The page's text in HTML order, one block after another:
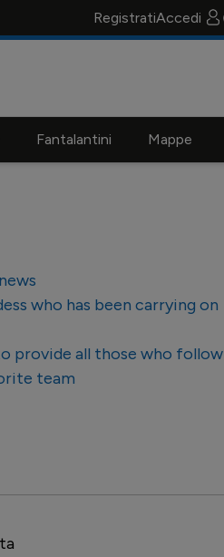
RegistratiAccedi
Fantalantini Mappe
who has been carrying on
provide all those who follow
team